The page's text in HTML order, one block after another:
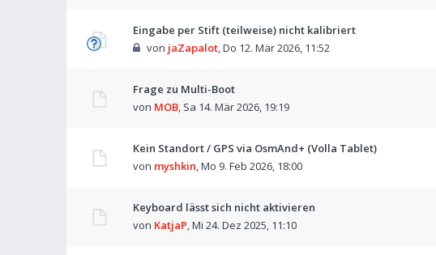
Eingabe per Stift (teilweise) nicht kalibriert
von jaZapalot,Do 12. Mär 2026, 11:52
Frage zu Multi-Boot
von MOB, Sa 14. Mär 2026, 19:19
Kein Standort / GPS via OsmAnd+ (Volla Tablet)
von myshkin,Mo 9. Feb 2026, 18:00
Keyboard lässt sich nicht aktivieren
von KatjaP,Mi 24. Dez 2025, 11:10